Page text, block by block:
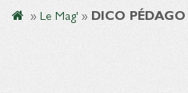
» Le Mag' » DICO